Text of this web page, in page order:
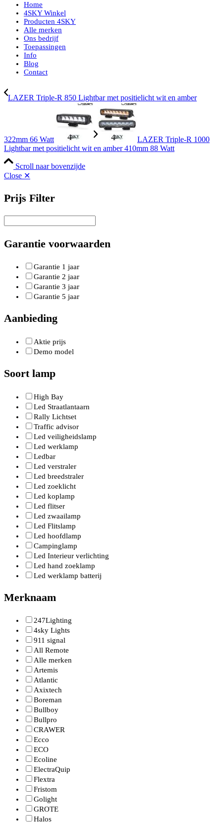
Home
4SKY Winkel
Producten 4SKY
Alle merken
Ons bedrijf
Toepassingen
Info
Blog
Contact
LAZER Triple-R 850 Lightbar met positielicht wit en amber
322mm 66 Watt
LAZER Triple-R 1000
Lightbar met positielicht wit en amber 410mm 88 Watt
Scroll naar bovenzijde
Close ✕
Prijs Filter
Garantie voorwaarden
Garantie 1 jaar
Garantie 2 jaar
Garantie 3 jaar
Garantie 5 jaar
Aanbieding
Aktie prijs
Demo model
Soort lamp
High Bay
Led Straatlantaarn
Rally Lichtset
Traffic advisor
Led veiligheidslamp
Led werklamp
Ledbar
Led verstraler
Led breedstraler
Led zoeklicht
Led koplamp
Led flitser
Led zwaailamp
Led Flitslamp
Led hoofdlamp
Campinglamp
Led Interieur verlichting
Led hand zoeklamp
Led werklamp batterij
Merknaam
247Lighting
4sky Lights
911 signal
All Remote
Alle merken
Artemis
Atlantic
Axixtech
Boreman
Bullboy
Bullpro
CRAWER
Ecco
ECO
Ecoline
ElectraQuip
Flextra
Fristom
Golight
GROTE
Halos